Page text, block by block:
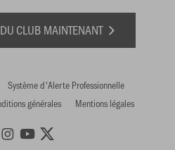
CLUB MAINTENANT
Système d'Alerte Professionnelle
générales Mentions légales